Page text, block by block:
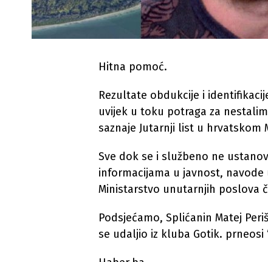
Hitna pomoć.
Rezultate obdukcije i
uvijek u toku potraga za
saznaje Jutarnji list u hrvatskom
Sve dok se i službeno ne
informacijama u javnost,
Ministarstvo unutarnjih poslova
Podsjećamo, Splićanin Matej
se udaljio iz kluba Gotik. prneosi